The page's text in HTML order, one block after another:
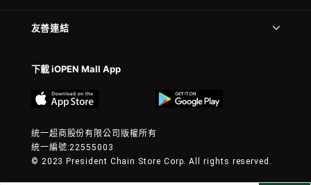
友善連結
下載 iOPEN Mall App
統一超商股份有限公司版權所有
統一編號:22555003
© 2023 President Chain Store Corp. All rights reserved.